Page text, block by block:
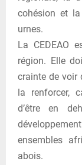
cohésion et
urnes.
La CEDEAO
région. Elle
crainte de voir
la renforcer,
d’être en
ensembles
abois.